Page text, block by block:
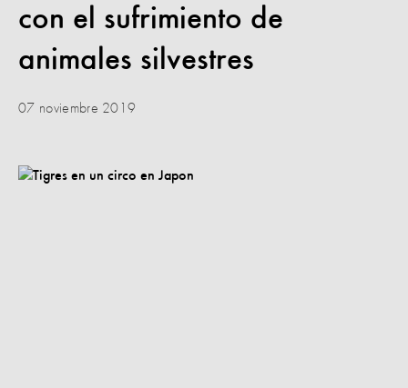
con el sufrimiento de
animales silvestres
07 noviembre 2019